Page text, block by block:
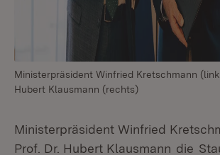
Ministerpräsident Winfried Kretschmann
Hubert Klausmann (rechts)
Ministerpräsident Winfried
Prof. Dr. Hubert Klausmann (Öffnet
die